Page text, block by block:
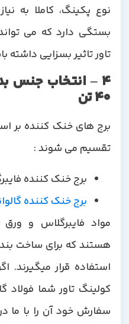
نوع پکینگ، کاملا به نیاز
بستگی دارد که می تواند
تاور تاثیر بسزایی داشته باشد.
4 – انتخاب جنس
برج های خنک کننده بر
تقسیم می شوند :
برج خنک کننده
برج خنک کننده گالوانیزه
مواد فایبرگلاس و ورق
هستند که برای ساخت بنده
استفاده قرار میگیرند.
کولینگ تاور شما فولاد
سفارش خود آن را با ما در